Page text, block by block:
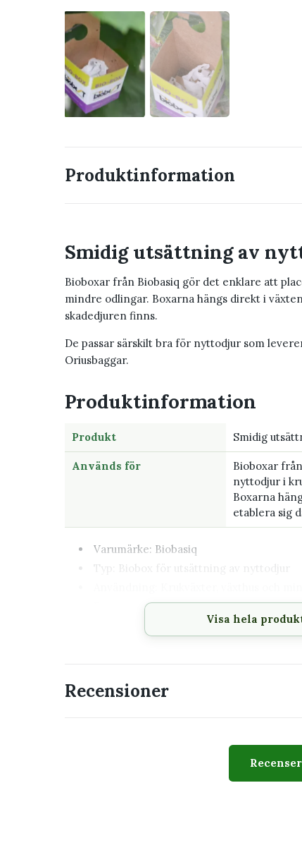
Produktinformation
Smidig utsättning av
Bioboxar från Biobasiq gör det enklare att
mindre odlingar. Boxarna hängs direkt i
skadedjuren finns.
De passar särskilt bra för nyttodjur som
Oriusbaggar.
Produktinformation
Produkt Smidig
Används för
Bioboxar
nyttodjur i
Boxarna
etablera sig
Varumärke: Biobasiq
Typ: Biobox för utsättning av nyttodjur
Passar rovkvalster, Oriusbaggar och
Ger jämnare spridning av nyttodjur
Passar perfekt för
Växthus och vinterträdgårdar
Visa hela
Recensioner